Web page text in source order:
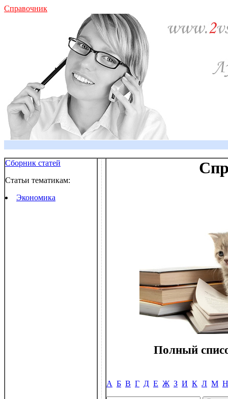
Справочник
Сборник статей
Статьи тематикам:
Экономика
Полный
А Б В Г Д Е Ж З И К Л М Н